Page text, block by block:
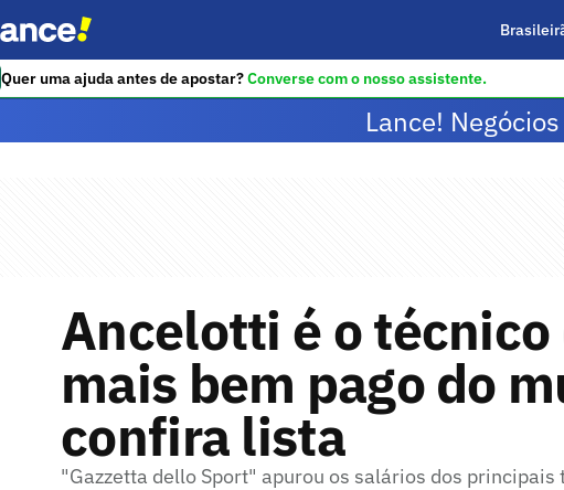
Quer uma ajuda antes de apostar?Converse com o nosso assistente.
Lance! Negócios
Ancelotti é o técnico
mais bem pago do
confira lista
"Gazzetta dello Sport" apurou os salários dos principais